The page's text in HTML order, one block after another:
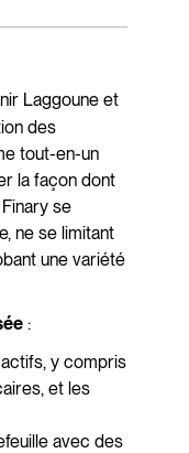
Laggoune et
des
tout-en-un
la façon dont
se
ne se limitant
une variété
:
y compris
et les
avec des